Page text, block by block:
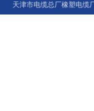
天津市电缆总厂橡塑电